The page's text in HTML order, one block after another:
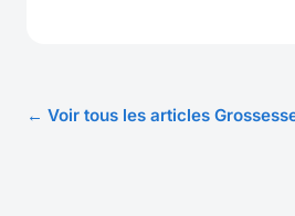
← Voir tous les articles